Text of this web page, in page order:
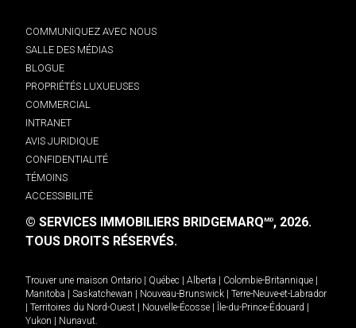
COMMUNIQUEZ AVEC NOUS
SALLE DES MÉDIAS
BLOGUE
PROPRIÉTÉS LUXUEUSES
COMMERCIAL
INTRANET
AVIS JURIDIQUE
CONFIDENTIALITÉ
TÉMOINS
ACCESSIBILITÉ
© SERVICES IMMOBILIERS BRIDGEMARQMD, 2026.
TOUS DROITS RÉSERVÉS.
Trouver une maison Ontario Québec Alberta Colombie-Britannique
Manitoba
Saskatchewan Nouveau-Brunswick
Terre-Neuve-et-Labrador
Territoires du Nord-Ouest Nouvelle-Écosse Île-du-Prince-Édouard
Yukon
Nunavut.